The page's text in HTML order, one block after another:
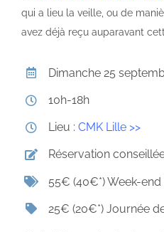
qui a lieu la veille, ou de
avez déjà reçu auparavant
Dimanche 25
10h-18h
Lieu :CMK Lille >>
Réservation
55€ (40€*) Week-
25€ (20€*) Journée